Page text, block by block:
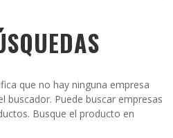
que no hay ninguna empresa
buscador. Puede buscar empresas
Busque el producto en